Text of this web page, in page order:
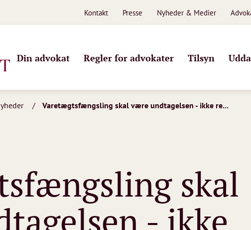
Kontakt Presse Nyheder & Medier
Din advokat Regler for advokater Tilsyn
Varetægtsfængsling skal være undtagelsen - ikke re...
skal
- ikke